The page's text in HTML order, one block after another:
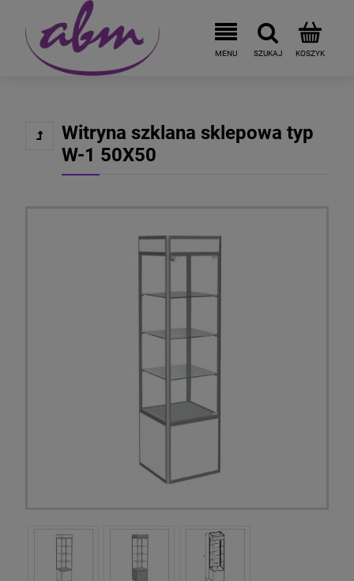
Witryna szklana sklepowa typ
W-1 50X50